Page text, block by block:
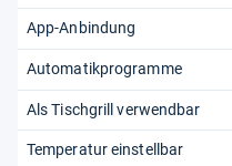
App-Anbindung
Automatikprogramme
Als Tischgrill verwendbar
Temperatur einstellbar